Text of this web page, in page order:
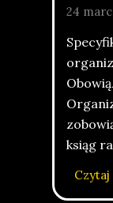
24
ksiąg
Czytaj